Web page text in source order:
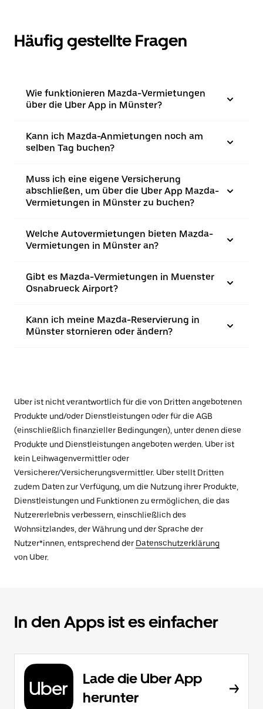
Häufig gestellte Fragen
Wie funktionieren Mazda-Vermietungen
über die Uber App in Münster?
Kann ich Mazda-Anmietungen noch am
selben Tag buchen?
Muss ich eine eigene Versicherung
abschließen, um über die Uber App Mazda-
Vermietungen in Münster zu buchen?
Welche Autovermietungen bieten Mazda-
Vermietungen in Münster an?
Gibt es Mazda-Vermietungen in Muenster
Osnabrueck Airport?
Kann ich meine Mazda-Reservierung in
Münster stornieren oder ändern?
Uber ist nicht verantwortlich für die von Dritten angebotenen
Produkte und/oder Dienstleistungen oder für die AGB
(einschließlich finanzieller Bedingungen), unter denen diese
Produkte und Dienstleistungen angeboten werden. Uber ist
kein Leihwagenvermittler oder
Versicherer/Versicherungsvermittler. Uber stellt Dritten
zudem Daten zur Verfügung, um die Nutzung ihrer Produkte,
Dienstleistungen und Funktionen zu ermöglichen, die das
Nutzererlebnis verbessern, einschließlich des
Wohnsitzlandes, der Währung und der Sprache der
Nutzer*innen, entsprechend der Datenschutzerklärung
von Uber.
In den Apps ist es einfacher
Lade die Uber App
herunter